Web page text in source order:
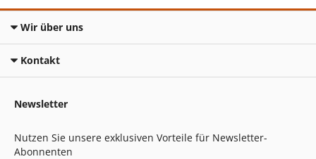
Wir über uns
Kontakt
Newsletter
Nutzen Sie unsere exklusiven Vorteile für Newsletter-
Abonnenten